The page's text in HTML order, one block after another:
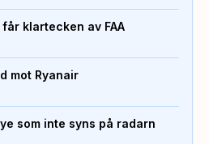
klartecken av FAA
mot Ryanair
som inte syns på radarn